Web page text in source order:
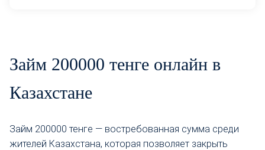
Займ 200000 тенге онлайн в
Казахстане
Займ 200000 тенге — востребованная сумма среди
жителей Казахстана, которая позволяет закрыть